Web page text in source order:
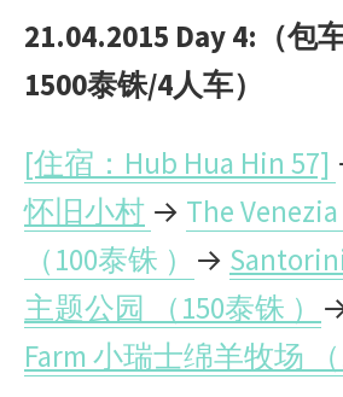
21.04.2015 Day 4: （包
1500泰铢/4人车）
[住宿：Hub Hua Hin 57]
怀旧小村 → The
（100泰铢 ） →
主题公园 （150泰铢 ）
Farm 小瑞士绵羊牧场 （